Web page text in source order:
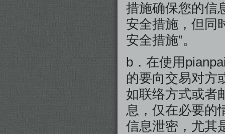
措施确保您的信
安全措施，但同
安全措施”。
b．在使用
的要向交易对方
如联络方式或者
息，仅在必要的
信息泄密，尤其